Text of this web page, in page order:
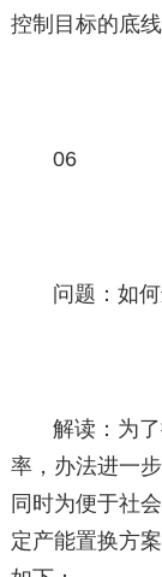
控制目标的底线
06
问题：如
解读：为
率，办法进一
同时为便于社
定产能置换方